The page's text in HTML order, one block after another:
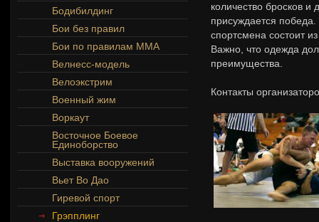
Бодибилдинг
Бои без правил
Бои по правилам ММА
Велнесс-модель
Велоэкстрим
Военный жим
Воркаут
Восточное Боевое
Единоборство
Выставка вооружений
Вьет Во Дао
Гиревой спорт
Грэпплинг
количество бросков и
присуждается
спортсмена состоит
Важно, что одежда
преимущества.
Контакты